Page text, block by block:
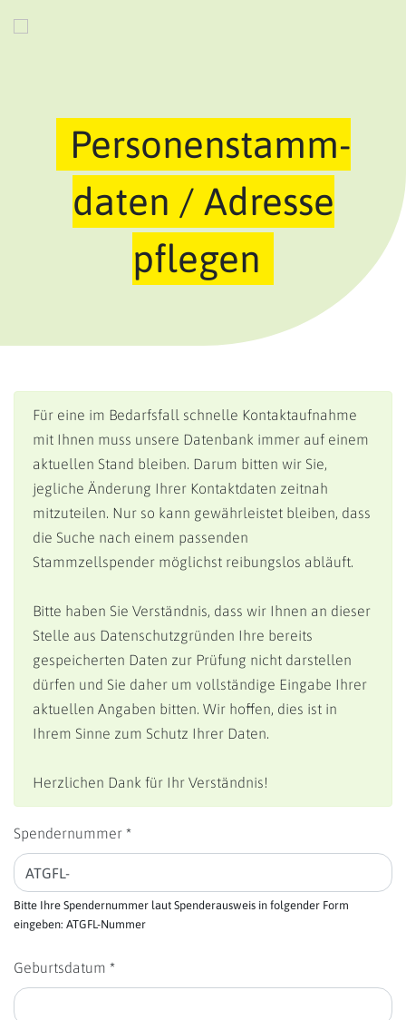
Personenstamm­
daten / Adresse
pflegen
Für eine im Bedarfsfall schnelle Kontaktaufnahme
mit Ihnen muss unsere Datenbank immer auf einem
aktuellen Stand bleiben. Darum bitten wir Sie,
jegliche Änderung Ihrer Kontaktdaten zeitnah
mitzuteilen. Nur so kann gewährleistet bleiben, dass
die Suche nach einem passenden
Stammzellspender möglichst reibungslos abläuft.
Bitte haben Sie Verständnis, dass wir Ihnen an dieser
Stelle aus Datenschutzgründen Ihre bereits
gespeicherten Daten zur Prüfung nicht darstellen
dürfen und Sie daher um vollständige Eingabe Ihrer
aktuellen Angaben bitten. Wir hoffen, dies ist in
Ihrem Sinne zum Schutz Ihrer Daten.
Herzlichen Dank für Ihr Verständnis!
Spendernummer *
Bitte Ihre Spendernummer laut Spenderausweis in folgender Form
eingeben: ATGFL-Nummer
Geburtsdatum *